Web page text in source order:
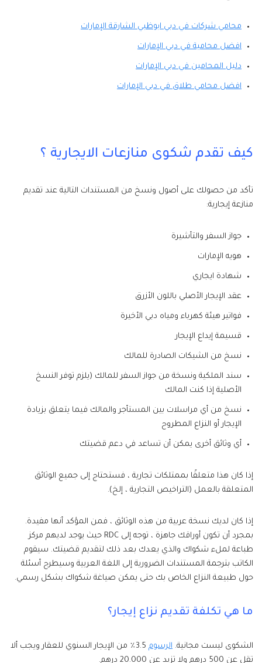
محامي شركات في دبي ابوظبي الشارقة الإمارات
افضل محامية في دبي الإمارات
دليل المحامين في دبي الإمارات
افضل محامي طلاق في دبي الإمارات
كيف تقدم شكوى منازعات الايجارية ؟
تأكد من حصولك على أصول ونسخ من المستندات التالية عند تقديم
منازعة إيجارية:
جواز السفر والتأشيرة
هويه الإمارات
شهادة ايجاري
عقد الإيجار الأصلي باللون الأزرق
فواتير هيئة كهرباء ومياه دبي الأخيرة
قسيمة إيداع الإيجار
نسخ من الشيكات الصادرة للمالك
سند الملكية ونسخة من جواز السفر للمالك (يلزم توفر النسخ
الأصلية إذا كنت المالك
نسخ من أي مراسلات بين المستأجر والمالك فيما يتعلق بزيادة
الإيجار أو النزاع المطروح
أي وثائق أخرى يمكن أن تساعد في دعم قضيتك
إذا كان هذا متعلقًا بممتلكات تجارية ، فستحتاج إلى جميع الوثائق
المتعلقة بالعمل (التراخيص التجارية ، إلخ).
إذا كان لديك نسخة عربية من هذه الوثائق ، فمن المؤكد أنها مفيدة.
بمجرد أن تكون أوراقك جاهزة ، توجه إلى RDC حيث يوجد لديهم مركز
طباعة لملء شكواك والذي يعدك بعد ذلك لتقديم قضيتك. سيقوم
الكاتب بترجمة المستندات الضرورية إلى اللغة العربية وسيطرح أسئلة
حول طبيعة النزاع الخاص بك حتى يمكن صياغة شكواك بشكل رسمي.
ما هي تكلفة تقديم نزاع إيجار؟
الشكوى ليست مجانية. الرسوم
3.5٪ من الإيجار السنوي للعقار ويجب ألا
تقل عن 500 درهم ولا تزيد عن 20.000 درهم.